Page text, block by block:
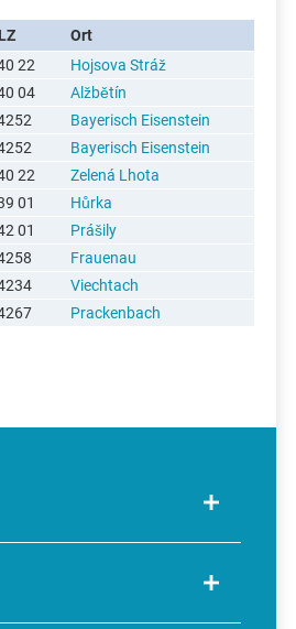
Ort
22
Hojsova Stráž
04
Alžbětín
Bayerisch Eisenstein
Bayerisch Eisenstein
22
Zelená Lhota
01
Hůrka
01
Prášily
Frauenau
Viechtach
Prackenbach